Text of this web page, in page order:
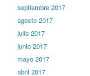
septiembre 2017
agosto 2017
julio 2017
junio 2017
mayo 2017
abril 2017